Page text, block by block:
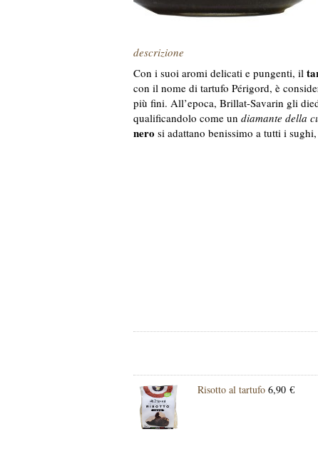
descrizione
Con i suoi aromi delicati e pungenti, il
con il nome di tartufo Périgord, è
più fini. All’epoca, Brillat-Savarin gli
qualificandolo come un diamante della
nero si adattano benissimo a tutti i
Risotto al tartufo 6,90 €